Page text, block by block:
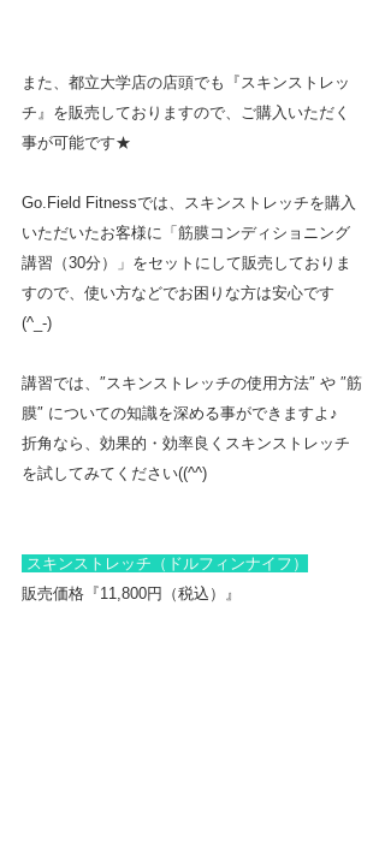
また、都立大学店の店頭でも『スキンストレッ
チ』を販売しておりますので、ご購入いただく
事が可能です★
Go.Field Fitnessでは、スキンストレッチを購入
いただいたお客様に「筋膜コンディショニング
講習（30分）」をセットにして販売しておりま
すので、使い方などでお困りな方は安心です
(^_-)
講習では、″スキンストレッチの使用方法″ や ″筋
膜″ についての知識を深める事ができますよ♪
折角なら、効果的・効率良くスキンストレッチ
を試してみてください((^^)
スキンストレッチ（ドルフィンナイフ）
販売価格『11,800円（税込）』